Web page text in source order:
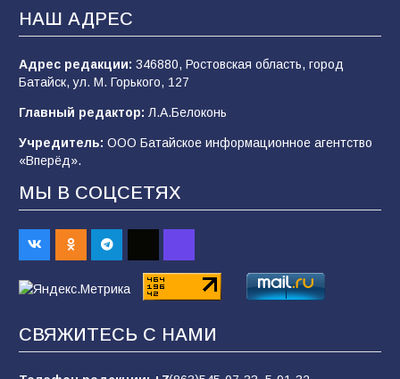
В Батайске продолжаются дорожные работы
107 04.08.2026
строительные профессии в ходе
спортивного праздника
90
Командовал боем до последнего: герой
Евгений Остапенко
05.08.2026
Батайчане вышли в финал Всероссийского
конкурса «Большая перемена»
НАШ АДРЕС
Адрес редакции: 346880, Ростовская область, город
Батайск, ул. М. Горького, 127
Главный редактор: Л.А.Белоконь
Учредитель: ООО Батайское информационное агентство
«Вперёд».
МЫ В СОЦСЕТЯХ
СВЯЖИТЕСЬ С НАМИ